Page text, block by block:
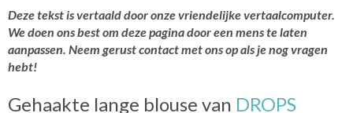
Deze tekst is vertaald door onze vriendelijke vertaalcomputer.
We doen ons best om deze pagina door een mens te laten
aanpassen. Neem gerust contact met ons op als je nog vragen
hebt!
Gehaakte lange blouse van DROPS